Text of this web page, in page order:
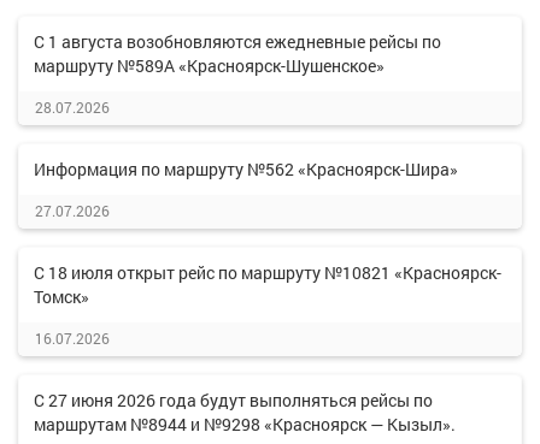
С 1 августа возобновляются ежедневные рейсы по
маршруту №589А «Красноярск-Шушенское»
28.07.2026
Информация по маршруту №562 «Красноярск-Шира»
27.07.2026
С 18 июля открыт рейс по маршруту №10821 «Красноярск-
Томск»
16.07.2026
С 27 июня 2026 года будут выполняться рейсы по
маршрутам №8944 и №9298 «Красноярск — Кызыл».